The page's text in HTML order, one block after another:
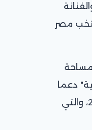
مصر
مساحة
دعما
للرسالة التي وجهها العميد خلال مواجهة الأرجنتين في كأس العالم 2026، والتي